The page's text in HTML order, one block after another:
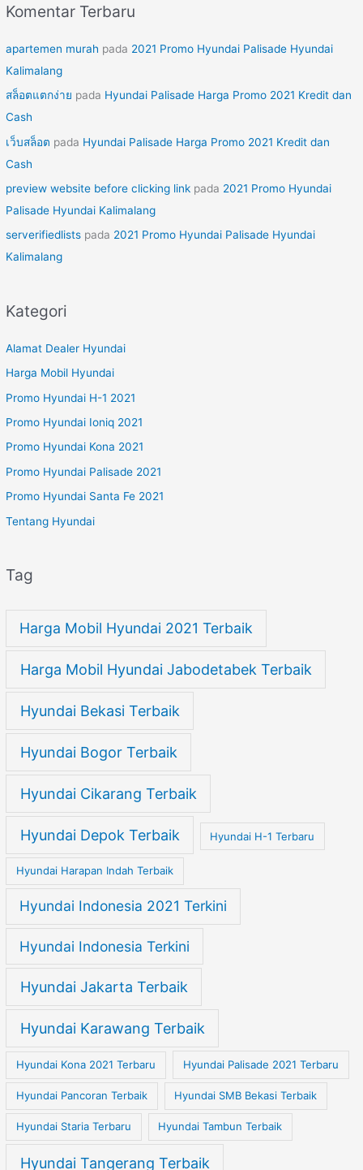
Komentar Terbaru
apartemen murah pada 2021 Promo Hyundai Palisade Hyundai
Kalimalang
สล็อตแตกง่าย pada Hyundai Palisade Harga Promo 2021 Kredit dan
Cash
เว็บสล็อต pada Hyundai Palisade Harga Promo 2021 Kredit dan
Cash
preview website before clicking link pada 2021 Promo Hyundai
Palisade Hyundai Kalimalang
serverifiedlists pada 2021 Promo Hyundai Palisade Hyundai
Kalimalang
Kategori
Alamat Dealer Hyundai
Harga Mobil Hyundai
Promo Hyundai H-1 2021
Promo Hyundai Ioniq 2021
Promo Hyundai Kona 2021
Promo Hyundai Palisade 2021
Promo Hyundai Santa Fe 2021
Tentang Hyundai
Tag
Harga Mobil Hyundai 2021 Terbaik
Harga Mobil Hyundai Jabodetabek Terbaik
Hyundai Bekasi Terbaik
Hyundai Bogor Terbaik
Hyundai Cikarang Terbaik
Hyundai Depok Terbaik Hyundai H-1 Terbaru
Hyundai Harapan Indah Terbaik
Hyundai Indonesia 2021 Terkini
Hyundai Indonesia Terkini
Hyundai Jakarta Terbaik
Hyundai Karawang Terbaik
Hyundai Kona 2021 Terbaru Hyundai Palisade 2021 Terbaru
Hyundai Pancoran Terbaik Hyundai SMB Bekasi Terbaik
Hyundai Staria Terbaru Hyundai Tambun Terbaik
Hyundai Tangerang Terbaik